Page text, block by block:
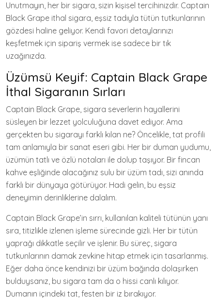
Unutmayın, her bir sigara, sizin kişisel tercihinizdir. Captain
Black Grape ithal sigara, eşsiz tadıyla tütün tutkunlarının
gözdesi haline geliyor. Kendi favori detaylarınızı
keşfetmek için sipariş vermek ise sadece bir tık
uzağınızda.
Üzümsü Keyif: Captain Black Grape
İthal Sigaranın Sırları
Captain Black Grape, sigara severlerin hayallerini
süsleyen bir lezzet yolculuğuna davet ediyor. Ama
gerçekten bu sigarayı farklı kılan ne? Öncelikle, tat profili
tam anlamıyla bir sanat eseri gibi. Her bir duman yudumu,
üzümün tatlı ve özlü notaları ile dolup taşıyor. Bir fincan
kahve eşliğinde alacağınız sulu bir üzüm tadı, sizi anında
farklı bir dünyaya götürüyor. Hadi gelin, bu eşsiz
deneyimin derinliklerine dalalım.
Captain Black Grape’in sırrı, kullanılan kaliteli tütünün yanı
sıra, titizlikle izlenen işleme sürecinde gizli. Her bir tütün
yaprağı dikkatle seçilir ve işlenir. Bu süreç, sigara
tutkunlarının damak zevkine hitap etmek için tasarlanmış.
Eğer daha önce kendinizi bir üzüm bağında dolaşırken
bulduysanız, bu sigara tam da o hissi canlı kılıyor.
Dumanın içindeki tat, festen bir iz bırakıyor.